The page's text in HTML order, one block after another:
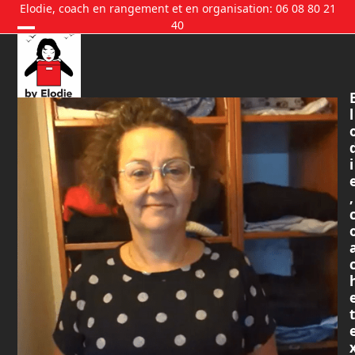
Skip
content
Elodie, coach en rangement et en organisation: 06 08 80 21
40
l
i
,
t